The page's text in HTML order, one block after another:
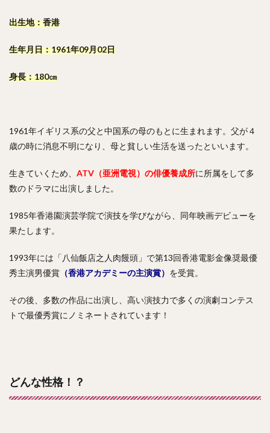
出生地：香港
生年月日：1961年09月02日
身長：180㎝
1961年イギリス系の父と中国系の母のもとに生まれます。父が４
歳の時に消息不明になり、母と貧しい生活を送ったといいます。
生きていくため、 ATV（亜洲電視）の俳優養成所に所属をして多
数のドラマに出演しました。
1985年香港園演芸学院で演技を学びながら、同年映画デビューを
果たします。
1993年には「八仙飯店之人肉饅頭」で第13回香港電影金像奨最優
秀主演男優賞 （香港アカデミーの主演賞） を受賞。
その後、多数の作品に出演し、高い演技力で多くの演劇コンテス
トで最優秀賞にノミネートされています！
どんな性格！？